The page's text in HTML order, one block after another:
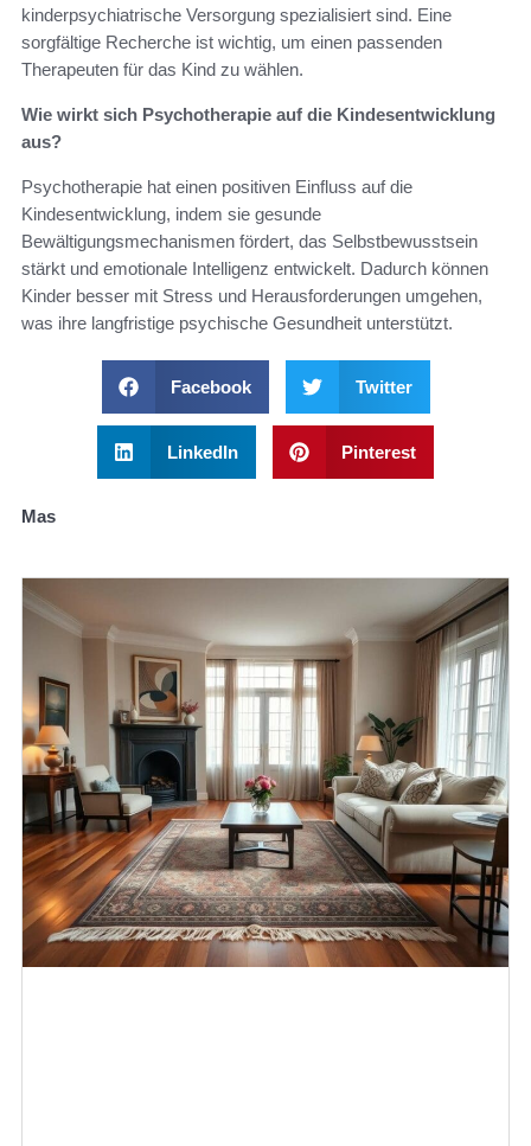
kinderpsychiatrische Versorgung spezialisiert sind. Eine
sorgfältige Recherche ist wichtig, um einen passenden
Therapeuten für das Kind zu wählen.
Wie wirkt sich Psychotherapie auf die Kindesentwicklung
aus?
Psychotherapie hat einen positiven Einfluss auf die
Kindesentwicklung, indem sie gesunde
Bewältigungsmechanismen fördert, das Selbstbewusstsein
stärkt und emotionale Intelligenz entwickelt. Dadurch können
Kinder besser mit Stress und Herausforderungen umgehen,
was ihre langfristige psychische Gesundheit unterstützt.
Facebook Twitter
LinkedIn Pinterest
Mas